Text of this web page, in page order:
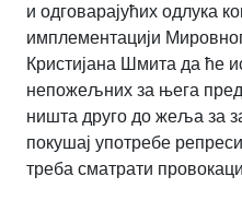
и одговарајућих одлука
имплементацији
Кристијана Шмита да ће
непожељних за њега
ништа друго до жеља за
покушај употребе
треба сматрати